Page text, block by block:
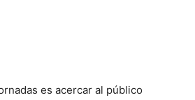
es acercar al público